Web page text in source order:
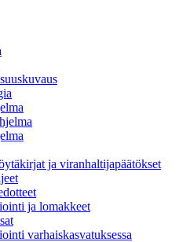
ja viranhaltijapäätökset
ja lomakkeet
varhaiskasvatuksessa